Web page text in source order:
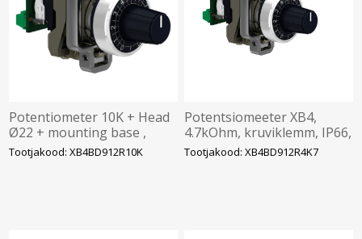
Potentiometer 10K + Head
Ø22 + mounting base ,
Schneider
Tootjakood: XB4BD912R10K
Potentsiomeeter XB4,
4.7kOhm, kruviklemm, IP66,
Schneider
Tootjakood: XB4BD912R4K7